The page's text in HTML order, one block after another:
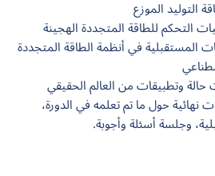
التوليد الموزع
التحكم للطاقة المتجددة الهجينة
المستقبلية في أنظمة الطاقة المتجددة
وتطبيقات من العالم الحقيقي
نهائية حول ما تم تعلمه في الدورة،
وجلسة أسئلة وأجوبة.